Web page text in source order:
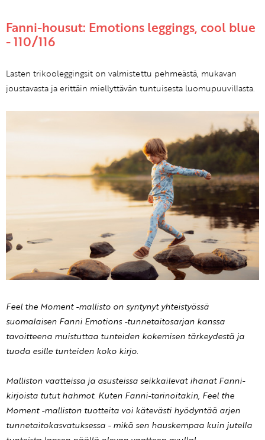
Fanni-housut: Emotions leggings, cool blue
- 110/116
Lasten trikooleggingsit on valmistettu pehmeästä, mukavan
joustavasta ja erittäin miellyttävän tuntuisesta luomupuuvillasta.
Feel the Moment -mallisto on syntynyt yhteistyössä
suomalaisen Fanni Emotions -tunnetaitosarjan kanssa
tavoitteena muistuttaa tunteiden kokemisen tärkeydestä ja
tuoda esille tunteiden koko kirjo.
Malliston vaatteissa ja asusteissa seikkailevat ihanat Fanni-
kirjoista tutut hahmot. Kuten Fanni-tarinoitakin, Feel the
Moment -malliston tuotteita voi kätevästi hyödyntää arjen
tunnetaitokasvatuksessa - mikä sen hauskempaa kuin jutella